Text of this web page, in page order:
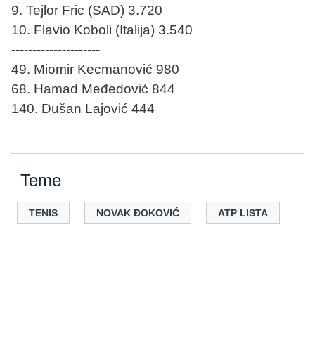
9. Tejlor Fric (SAD) 3.720
10. Flavio Koboli (Italija) 3.540
---------------------
49. Miomir Kecmanović 980
68. Hamad Međedović 844
140. Dušan Lajović 444
Teme
TENIS NOVAK ĐOKOVIĆ ATP LISTA